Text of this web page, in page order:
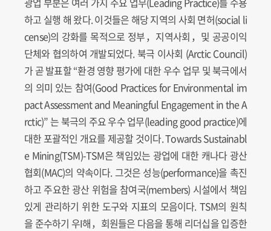
하고 실행 해 왔다. 이것들은 해당 지역의 사회 면허(social li
cense)의 강화를 목적으로 정부，지역사회，및 공공이익
단체와 협의하여 개발되었다. 북극 이사회 (Arctic Council)
가 곧 발표할 “환경 영향 평가에 대한 우수 업무 및 북극에서
의 의미 있는 참여(Good Practices for Environmental im
pact Assessment and Meaningful Engagement in the A
rctic)” 는 북극의 주요 우수 업무(leading good practice)에
대한 포괄적인 개요를 제공할 것이다. Towards Sustainabl
e Mining(TSM)-TSM은 책임있는 광업에 대한 캐나다 광산
협회(MAC)의 약속이다. 그것은 성능(performance)을 촉진
하고 주요한 광산 위험을 참여국(members) 시설에서 책임
있게 관리하기 위한 도구와 지표의 모음이다. TSM의 원칙
을 준수하기 우I해，회원들은 다음을 통해 리더십을 입증한